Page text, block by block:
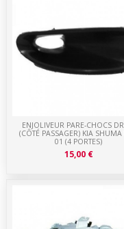
ENJOLIVEUR PARE-CHOCS
(CÔTÉ PASSAGER) KIA
01 (4 PORTES)
15,00 €